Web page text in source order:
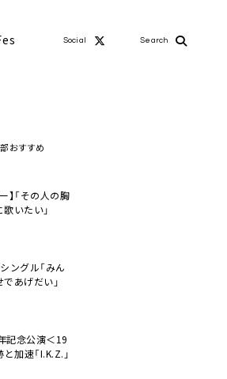
Social Search
おすすめ
】「その人の胸
いたい」
ングル「みん
あげだい」
記念公演＜19
加速「I.K.Z.」